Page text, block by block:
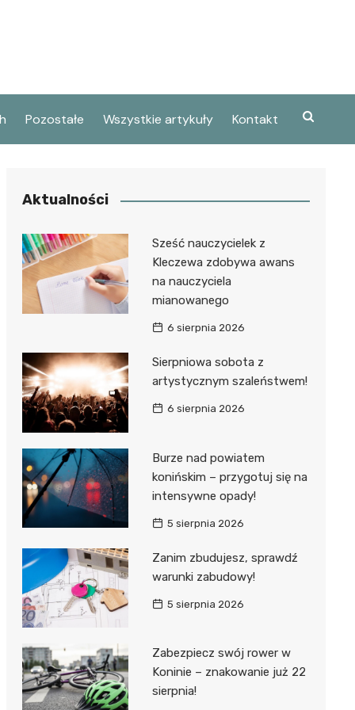
Pozostałe Wszystkie artykuły Kontakt
Aktualności
Sześć nauczycielek z
Kleczewa zdobywa awans
na nauczyciela
mianowanego
6 sierpnia 2026
Sierpniowa sobota z
artystycznym szaleństwem!
6 sierpnia 2026
Burze nad powiatem
konińskim – przygotuj się na
intensywne opady!
5 sierpnia 2026
Zanim zbudujesz, sprawdź
warunki zabudowy!
5 sierpnia 2026
Zabezpiecz swój rower w
Koninie – znakowanie już 22
sierpnia!